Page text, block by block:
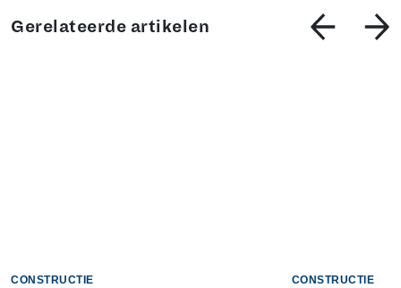
Gerelateerde artikelen
CONSTRUCTIE CONSTRUCTIE